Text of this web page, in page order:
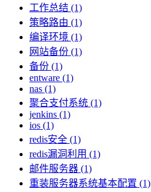
工作总结 (1)
策略路由 (1)
编译环境 (1)
网站备份 (1)
备份 (1)
entware (1)
nas (1)
聚合支付系统 (1)
jenkins (1)
ios (1)
redis安全 (1)
redis漏洞利用 (1)
邮件服务器 (1)
重装服务器系统基本配置 (1)